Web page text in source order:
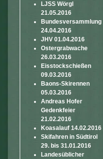
LJSS Wörgl
21.05.2016
Bundesversammlung
24.04.2016
JHV 01.04.2016
Ostergrabwache
26.03.2016
Eisstockschießen
09.03.2016
Baons-Skirennen
05.03.2016
Andreas Hofer
Gedenkfeier
21.02.2016
Koasalauf 14.02.2016
Skifahren in Südtirol
29. bis 31.01.2016
Landesüblicher